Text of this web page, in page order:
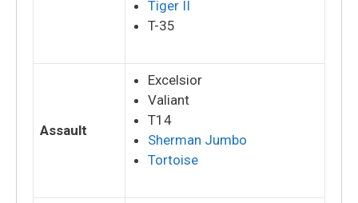
Tiger II
T-35
Assault
Excelsior
Valiant
T14
Sherman Jumbo
Tortoise